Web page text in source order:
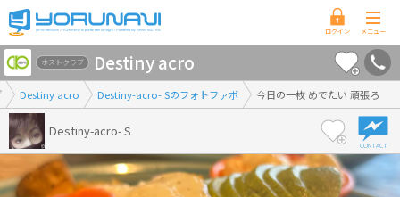
香
川
県
版
Destiny acro Destiny-acro- Sのフォトファボ 今日の一枚 めでたい 頑張ろ
ホストクラブ Destiny acro
Destiny-acro- S